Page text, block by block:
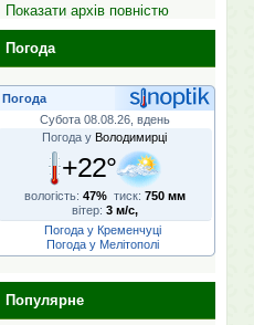
Показати архів повністю
Погода
Погода
Субота 08.08.26, вдень
Погода у Володимирці
+22°
вологість: 47% тиск: 750 мм
вітер: 3 м/с,
Погода у Кременчуці
Погода у Мелітополі
Популярне